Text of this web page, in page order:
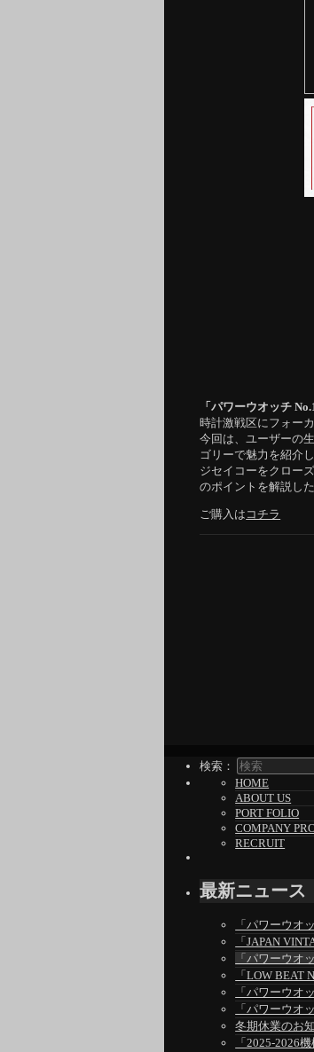
「パワーウオッチ
時計激戦区にフォー
今回は、ユーザーの
ゴリーで魅力を紹介
ジセイコーをクロー
のポイントを解説し
ご購入は コチラ
検索：
HOME
ABOUT US
PORT FOLIO
COMPANY
RECRUIT
最新ニュース
「パワーウオ
「JAPAN
「パワーウオ
「LOW BEAT
「パワーウオ
「パワーウオ
冬期休業のお
「2025-2026